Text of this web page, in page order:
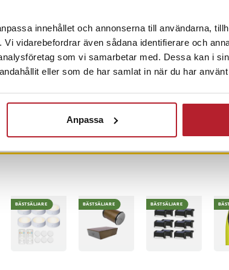
innehållet och annonserna till användarna,
vidarebefordrar även sådana identifierare och
som vi samarbetar med. Dessa kan i
eller som de har samlat in när du har
Anpassa
-49%
i rostfritt
330mm
pris:
379 krTidigare pris:
379 kr 749 kr
Black+Decker
Teleskop Kultivator
Pris:239 kr
239 kr
3-
49
BÄSTSÄLJARE BÄSTSÄLJARE BÄSTSÄLJARE